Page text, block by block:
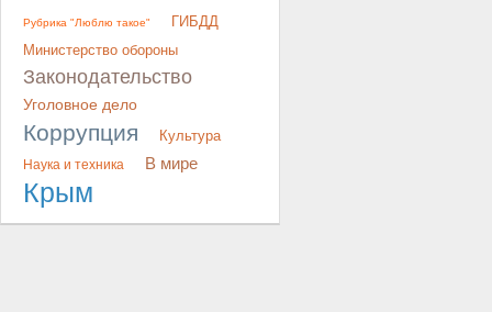
Рубрика "Люблю такое"
ГИБДД
Министерство обороны
Законодательство
Уголовное дело
Коррупция Культура
Наука и техника В мире
Крым